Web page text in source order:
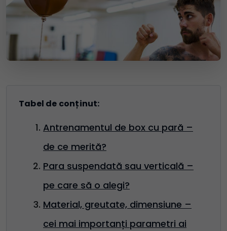
Tabel de conținut:
Antrenamentul de box cu pară –
de ce merită?
Para suspendată sau verticală –
pe care să o alegi?
Material, greutate, dimensiune –
cei mai importanți parametri ai